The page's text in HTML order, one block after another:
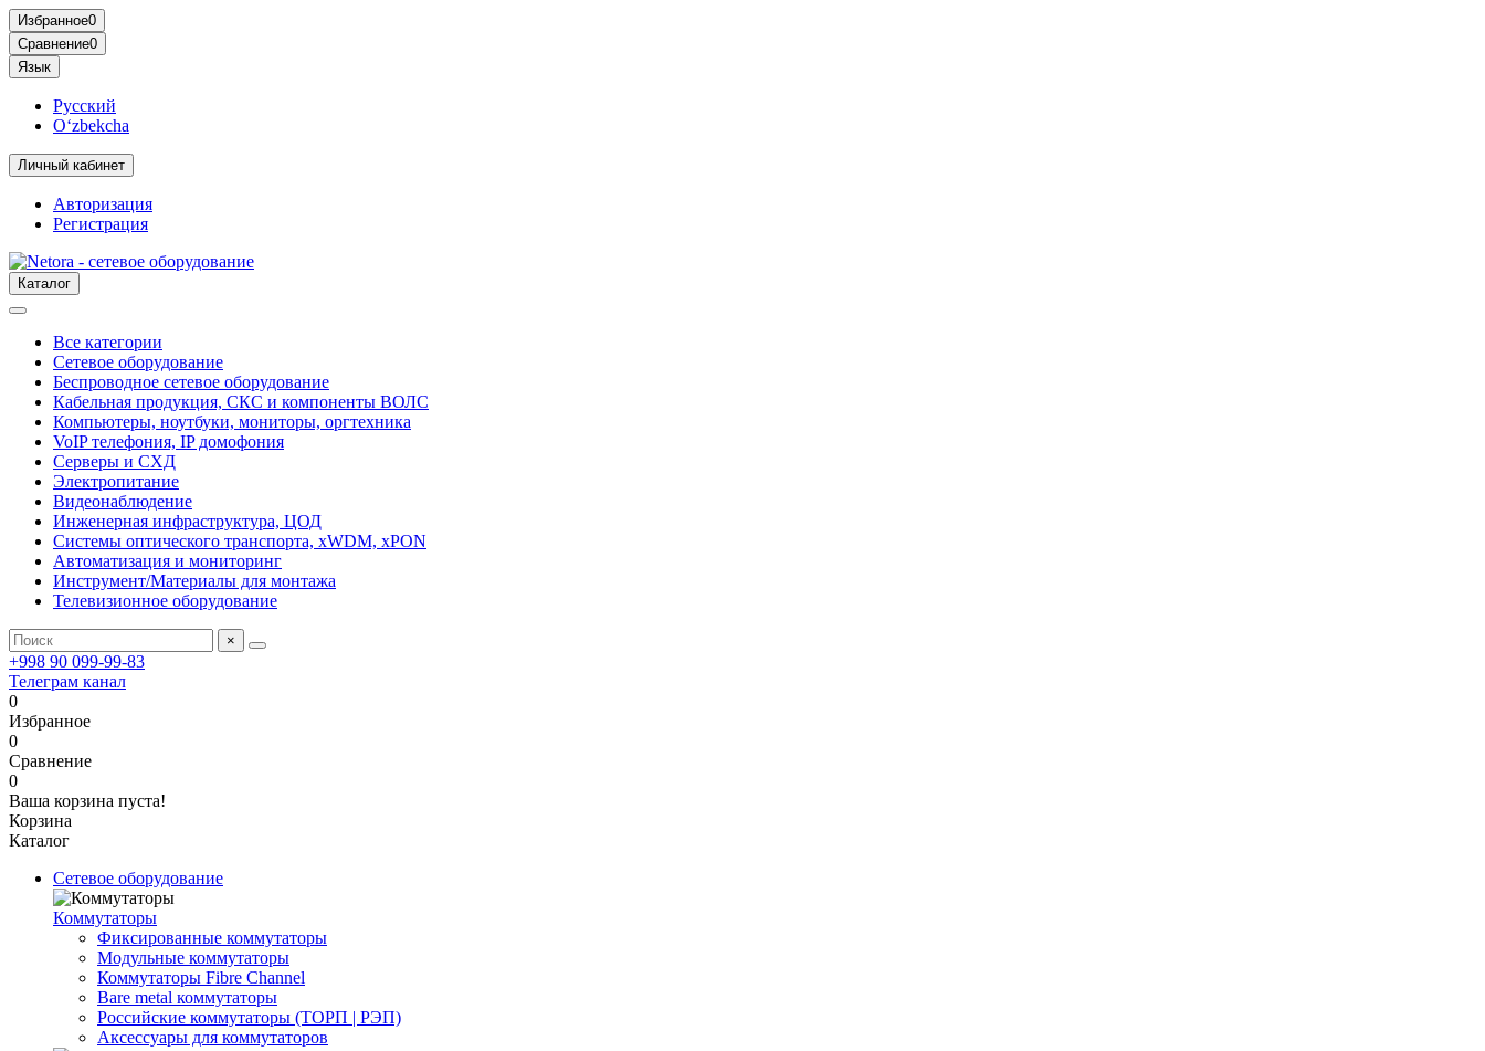
Избранное0
Сравнение0
Язык
Русский
O‘zbekcha
Личный кабинет
Авторизация
Регистрация
Каталог
Все категории
Сетевое оборудование
Беспроводное сетевое оборудование
Кабельная продукция, СКС и компоненты ВОЛС
Компьютеры, ноутбуки, мониторы, оргтехника
VoIP телефония, IP домофония
Серверы и СХД
Электропитание
Видеонаблюдение
Инженерная инфраструктура, ЦОД
Системы оптического транспорта, xWDM, xPON
Автоматизация и мониторинг
Инструмент/Материалы для монтажа
Телевизионное оборудование
×
+998 90 099-99-83
Телеграм канал
0
Избранное
0
Сравнение
0
Ваша корзина пуста!
Корзина
Каталог
Сетевое оборудование
Коммутаторы
Фиксированные коммутаторы
Модульные коммутаторы
Коммутаторы Fibre Channel
Bare metal коммутаторы
Российские коммутаторы (ТОРП | РЭП)
Аксессуары для коммутаторов